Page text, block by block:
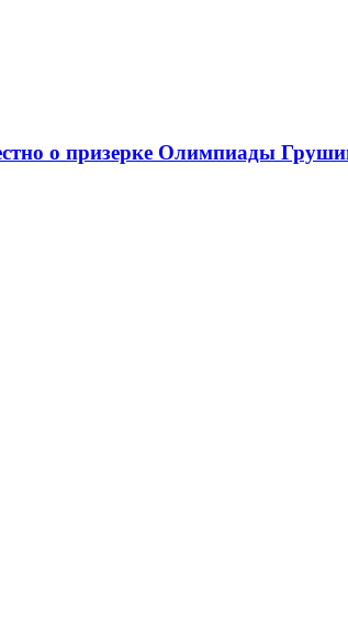
о призерке Олимпиады